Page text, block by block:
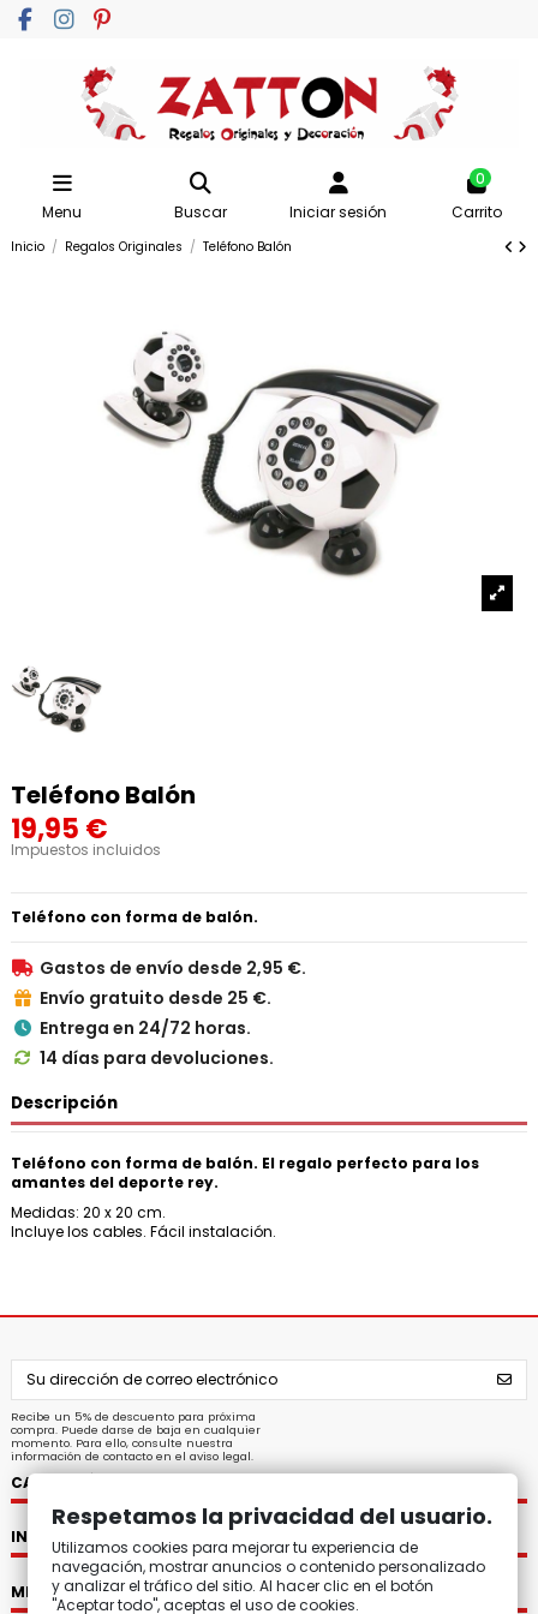
Menu Buscar Iniciar sesión
0
Carrito
Inicio Regalos Originales Teléfono Balón
Teléfono Balón
19,95 €
Impuestos incluidos
Teléfono con forma de balón.
 Gastos de envío desde 2,95 €.
 Envío gratuito desde 25 €.
 Entrega en 24/72 horas.
 14 días para devoluciones.
Descripción
Teléfono con forma de balón. El regalo perfecto para los
amantes del deporte rey.
Medidas: 20 x 20 cm.
Incluye los cables. Fácil instalación.
Recibe un 5% de descuento para próxima
compra. Puede darse de baja en cualquier
momento. Para ello, consulte nuestra
información de contacto en el aviso legal.
CATEGORÍAS
INFORMACIÓN
MI CUENTA
Respetamos la privacidad del usuario.
Utilizamos cookies para mejorar tu experiencia de
navegación, mostrar anuncios o contenido personalizado
y analizar el tráfico del sitio. Al hacer clic en el botón
"Aceptar todo", aceptas el uso de cookies.